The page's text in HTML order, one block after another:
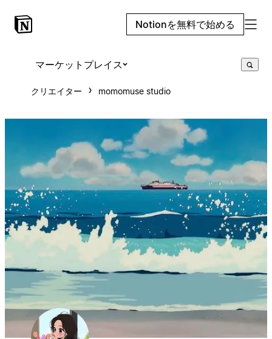
Notionを無料で始める
マーケットプレイス
クリエイター momomuse studio